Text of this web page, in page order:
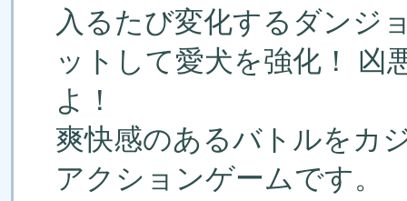
入るたび変化するダンジ
ットして愛犬を強化！ 凶
よ！
爽快感のあるバトルをカ
アクションゲームです。